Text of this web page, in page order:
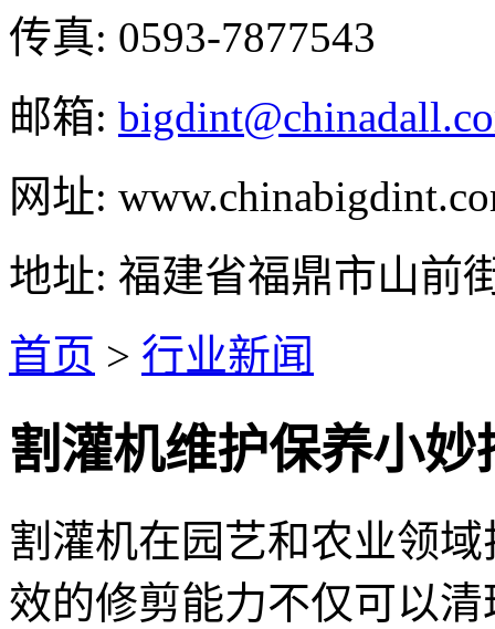
传真: 0593-7877543
邮箱:
网址:
地址: 福建省福鼎市山前
首页 > 行业新闻
割灌机维护保养小妙
割灌机在园艺和农业领
效的修剪能力不仅可以